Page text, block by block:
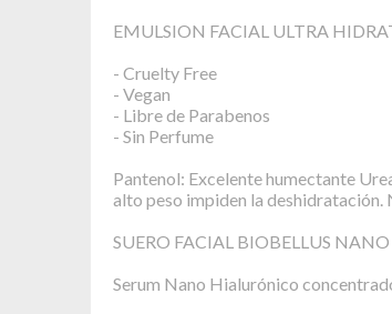
EMULSION FACIAL ULTRA
- Cruelty Free
- Vegan
- Libre de Parabenos
- Sin Perfume
Pantenol: Excelente humectante
alto peso impiden la
SUERO FACIAL BIOBELLUS
Serum Nano Hialurónico